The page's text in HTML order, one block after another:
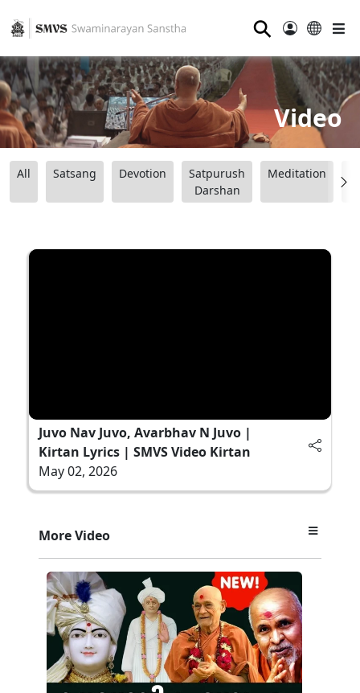
⚲
Video
All Satsang Devotion
Satpurush
Darshan
Meditation
Juvo Nav Juvo, Avarbhav N Juvo |
Kirtan Lyrics | SMVS Video Kirtan
May 02, 2026
More Video